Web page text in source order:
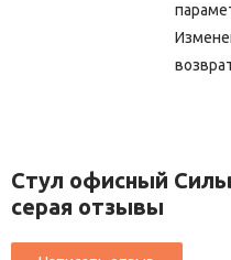
Стул офисный
серая отзывы